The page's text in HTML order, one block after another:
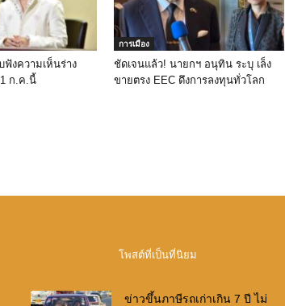
ฟังความเห็นร่าง
ก.ค.นี้
การเมือง
ชัดเจนแล้ว! นายกฯ อนุทิน ระบุ เล็ง
ขายตรง EEC ดึงการลงทุนทั่วโลก
โพสต์ที่เป็นที่นิยม
ข่าวขึ้นภาษีรถเก่าเกิน 7 ปี ไม่